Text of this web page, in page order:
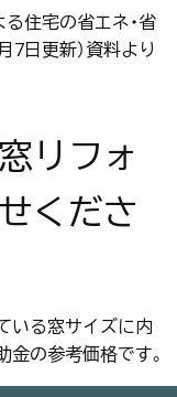
住宅の省エネ・省
7日更新）資料より
リフォ
くださ
いる窓サイズに内
の参考価格です。